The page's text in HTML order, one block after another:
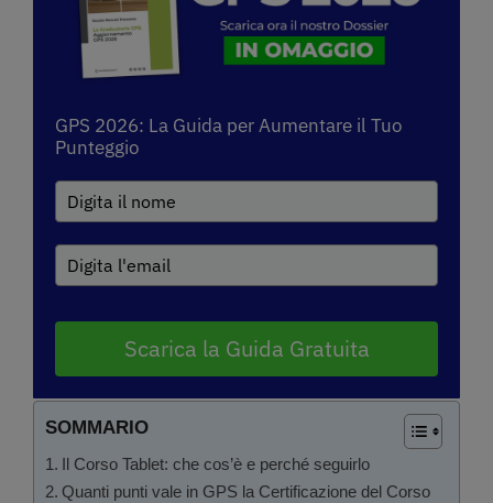
GPS 2026: La Guida per Aumentare il Tuo
Punteggio
Scarica la Guida Gratuita
SOMMARIO
Il Corso Tablet: che cos’è e perché seguirlo
Quanti punti vale in GPS la Certificazione del Corso